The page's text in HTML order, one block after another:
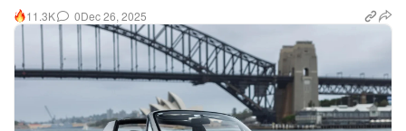
11.3K 0Dec 26, 2025